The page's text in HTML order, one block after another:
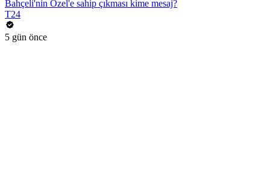
Bahçeli'nin Özel'e sahip çıkması kime mesaj?
T24
5 gün önce